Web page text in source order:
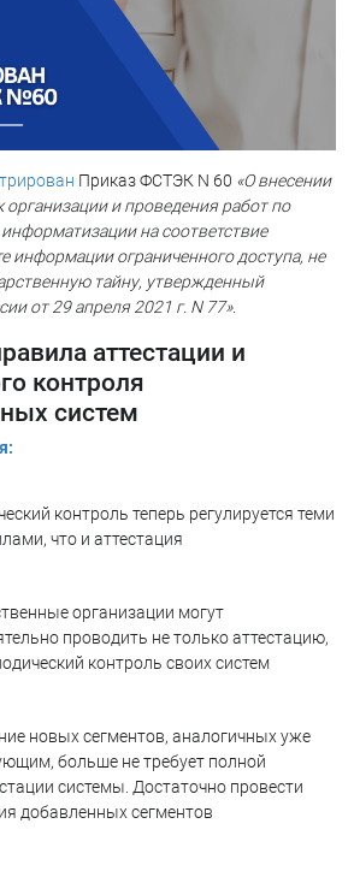
Приказ ФСТЭК N 60 «О внесении
и проведения работ по
на соответствие
информации ограниченного доступа, не
тайну, утвержденный
от 29 апреля 2021 г. N 77».
аттестации и
контроля
систем
контроль теперь регулируется теми
что и аттестация
организации могут
проводить не только аттестацию,
контроль своих систем
новых сегментов, аналогичных уже
больше не требует полной
системы. Достаточно провести
добавленных сегментов